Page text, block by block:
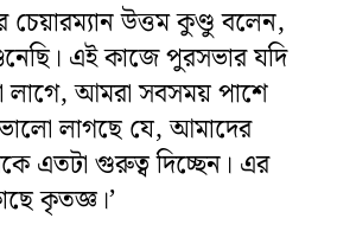
চেয়ারম্যান উত্তম কুণ্ডু বলেন,
এই কাজে পুরসভার যদি
আমরা সবসময় পাশে
লাগছে যে, আমাদের
এতটা গুরুত্ব দিচ্ছেন। এর
কৃতজ্ঞ।’